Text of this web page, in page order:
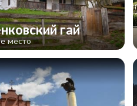
гай
место